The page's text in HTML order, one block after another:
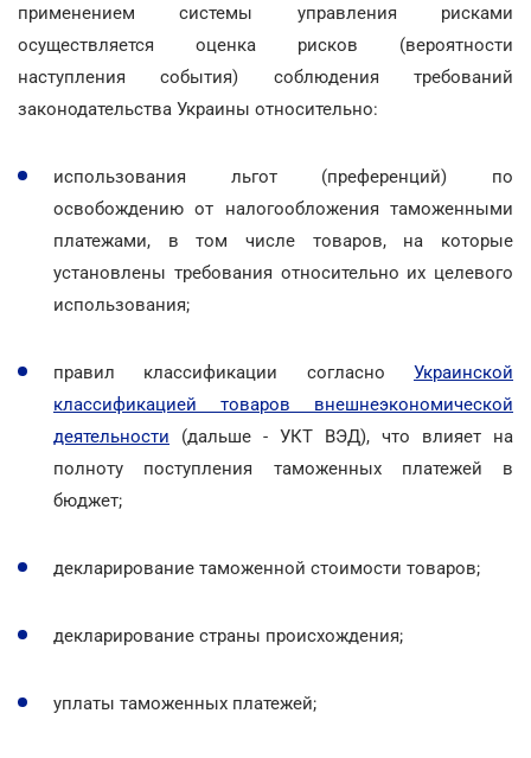
применением системы управления рисками
осуществляется оценка рисков (вероятности
наступления события) соблюдения требований
законодательства Украины относительно:
использования льгот (преференций) по
освобождению от налогообложения таможенными
платежами, в том числе товаров, на которые
установлены требования относительно их целевого
использования;
правил классификации согласно Украинской
классификацией товаров внешнеэкономической
деятельности (дальше - УКТ ВЭД), что влияет на
полноту поступления таможенных платежей в
бюджет;
декларирование таможенной стоимости товаров;
декларирование страны происхождения;
уплаты таможенных платежей;